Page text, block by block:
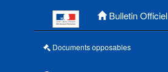
Bulletin Officiel
Documents opposables